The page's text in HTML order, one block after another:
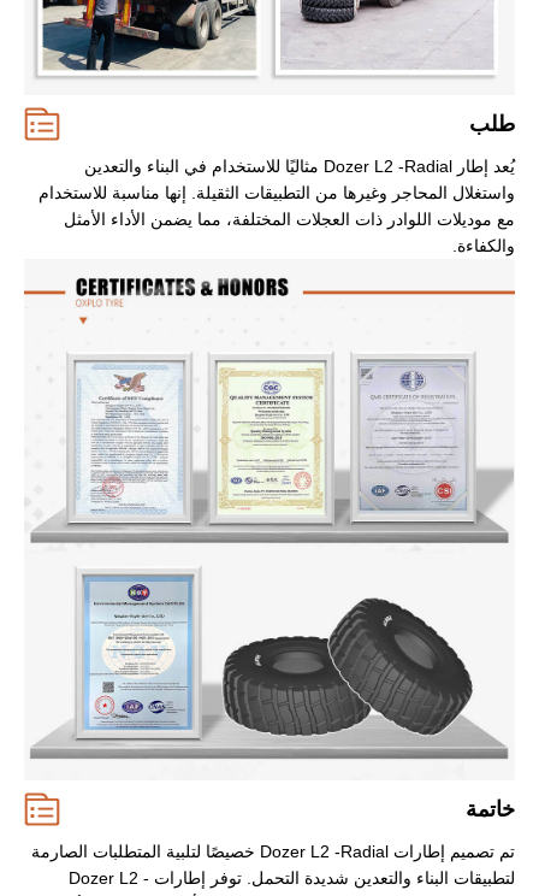
طلب
يُعد إطار Dozer L2 -Radial مثاليًا للاستخدام في البناء والتعدين
واستغلال المحاجر وغيرها من التطبيقات الثقيلة. إنها مناسبة للاستخدام
مع موديلات اللوادر ذات العجلات المختلفة، مما يضمن الأداء الأمثل
والكفاءة.
خاتمة
تم تصميم إطارات Dozer L2 -Radial خصيصًا لتلبية المتطلبات الصارمة
لتطبيقات البناء والتعدين شديدة التحمل. توفر إطارات Dozer L2 -